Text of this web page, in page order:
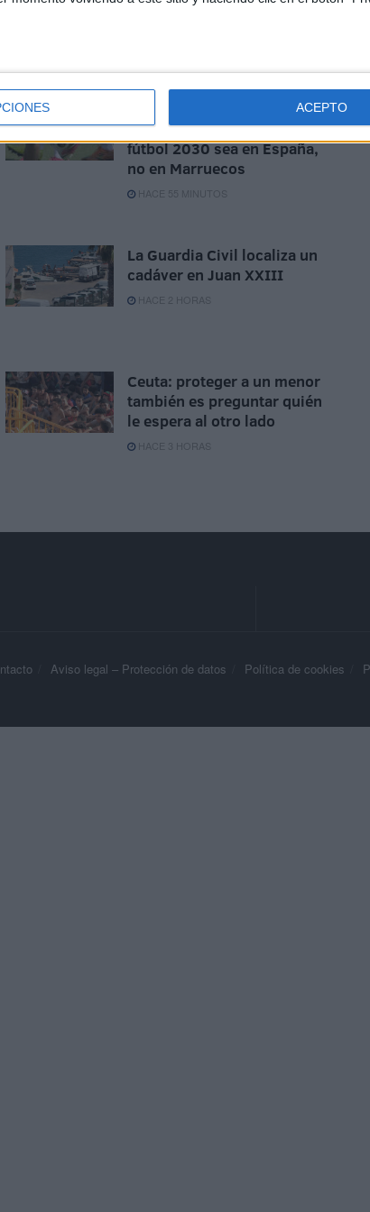
ACEPTO
Exigen al Gobierno que la
final de la Copa Mundial de
fútbol 2030 sea en España,
no en Marruecos
HACE 55 MINUTOS
La Guardia Civil localiza un
cadáver en Juan XXIII
HACE 2 HORAS
Ceuta: proteger a un menor
también es preguntar quién
le espera al otro lado
HACE 3 HORAS
Aviso legal – Protección de datos Política de cookies